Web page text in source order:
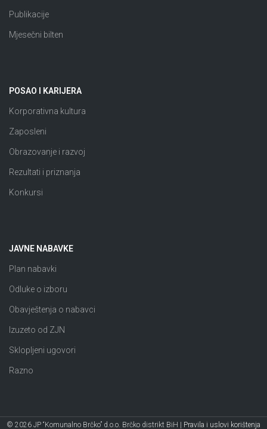
Publikacije
Mjesečni bilten
POSAO I KARIJERA
Korporativna kultura
Zaposleni
Obrazovanje i razvoj
Rezultati i priznanja
Konkursi
JAVNE NABAVKE
Plan nabavki
Odluke o izboru
Obavještenja o nabavci
Izuzeto od ZJN
Sklopljeni ugovori
Razno
© 2026 JP “Komunalno Brčko” d.o.o. Brčko distrikt BiH | Pravila i uslovi korištenja